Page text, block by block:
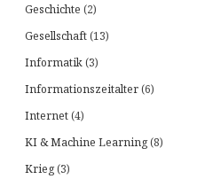
Geschichte (2)
Gesellschaft(13)
Informatik(3)
Informationszeitalter(6)
Internet(4)
KI & Machine Learning(8)
Krieg(3)